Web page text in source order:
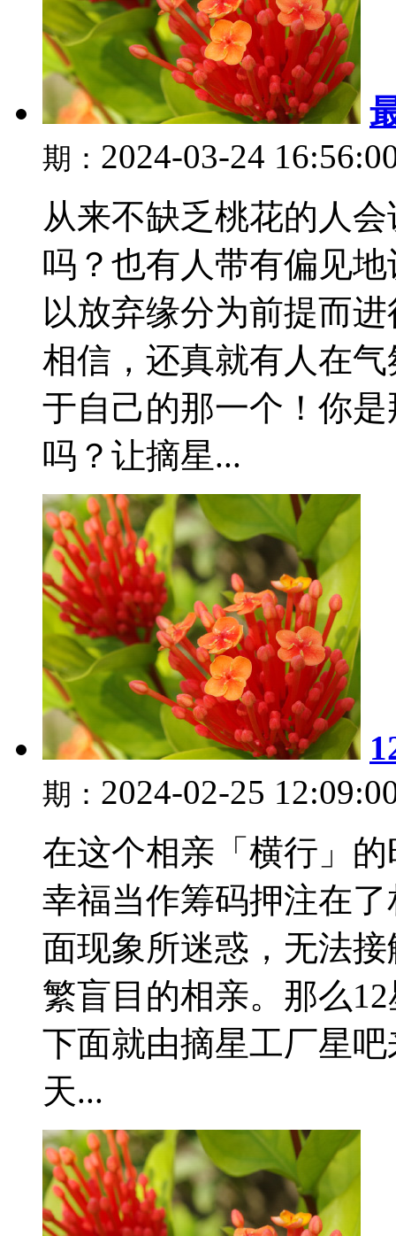
期： 2024-03-24
从来不缺乏桃花的人
吗？也有人带有偏见
以放弃缘分为前提而
相信，还真就有人在
于自己的那一个！你
吗？让摘星...
期： 2024-02-25
在这个相亲「横行」
幸福当作筹码押注在
面现象所迷惑，无法
繁盲目的相亲。那么
下面就由摘星工厂星
天...